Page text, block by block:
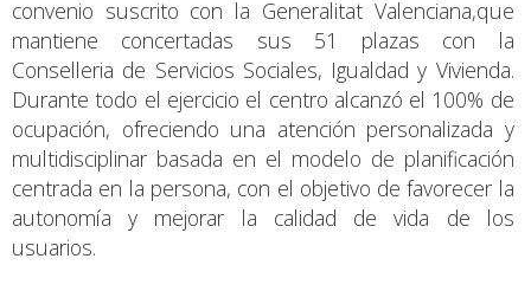
convenio suscrito con la Generalitat Valenciana,que
mantiene concertadas sus 51 plazas con la
Conselleria de Servicios Sociales, Igualdad y Vivienda.
Durante todo el ejercicio el centro alcanzó el 100% de
ocupación, ofreciendo una atención personalizada y
multidisciplinar basada en el modelo de planificación
centrada en la persona, con el objetivo de favorecer la
autonomía y mejorar la calidad de vida de los
usuarios.